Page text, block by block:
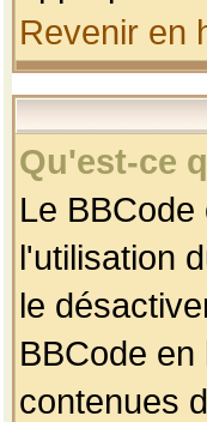
Revenir en
Qu'est-ce
Le
l'utilisation
le
BBCode
contenues